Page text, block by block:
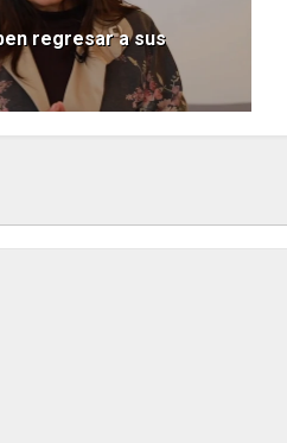
regresar a sus